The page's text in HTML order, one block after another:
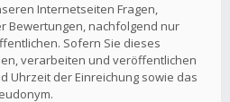
Internetseiten Fragen,
Bewertungen, nachfolgend nur
Sofern Sie dieses
verarbeiten und veröffentlichen
Uhrzeit der Einreichung sowie das